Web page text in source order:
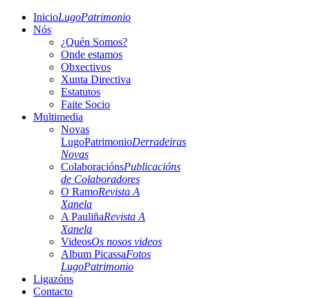
InicioLugoPatrimonio
Nós
¿Quén Somos?
Onde estamos
Obxectivos
Xunta Directiva
Estatutos
Faite Socio
Multimedia
Novas
LugoPatrimonioDerradeiras
Novas
ColaboraciónsPublicacións
de Colaboradores
O RamoRevista A
Xanela
A PauliñaRevista A
Xanela
VideosOs nosos videos
Album PicassaFotos
LugoPatrimonio
Ligazóns
Contacto